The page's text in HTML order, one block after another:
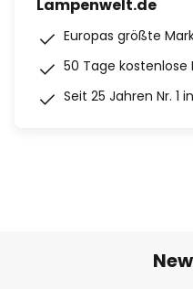
Lampenwelt.de
Europas größte
50 Tage kostenlose
Seit 25 Jahren Nr. 1